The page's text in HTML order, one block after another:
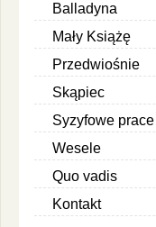
Balladyna
Mały Książę
Przedwiośnie
Skąpiec
Syzyfowe prace
Wesele
Quo vadis
Kontakt